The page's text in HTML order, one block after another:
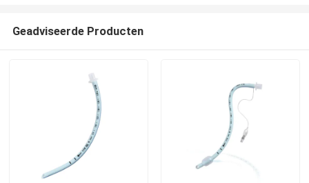
Geadviseerde Producten